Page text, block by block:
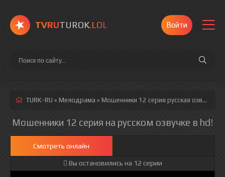
TVRUTUROK.LOL Войти
TURK-RU » Мелодрама » Мошенники 12 серия русская озвучка полностью смотреть онлайн!
Мошенники 12 серия на русском озвучке в hd!
Смотреть онлайн
Вы остановились на 12 серии